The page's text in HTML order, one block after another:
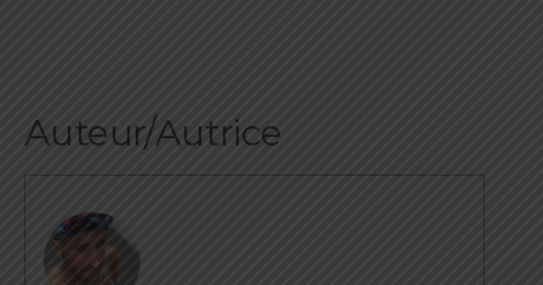
Auteur/Autrice